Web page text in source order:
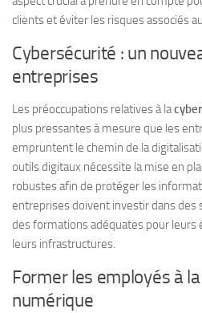
clients et éviter les risques associés
Cybersécurité : un
entreprises
Les préoccupations relatives à la
plus pressantes à mesure que les
empruntent le chemin de la
outils digitaux nécessite la mise en
robustes afin de protéger les
entreprises doivent investir dans
des formations adéquates pour leurs
leurs infrastructures.
Former les employés à
numérique